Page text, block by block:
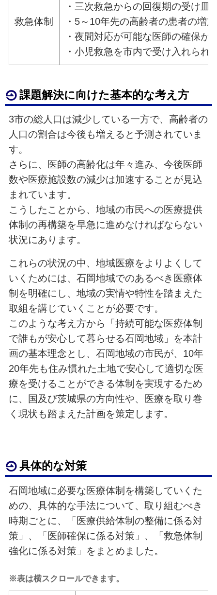
救急体制
・三次救急からの回復期の受け皿
・5～10年先の高齢者の患者の増
・夜間対応が可能な医師の確保が
・小児救急を市内で受け入れられ
課題解決に向けた基本的な考え方
3市の総人口は減少している一方で、高齢者の
人口の割合は今後も増えると予測されていま
す。
さらに、医師の高齢化は年々進み、今後医師
数や医療施設数の減少は加速することが見込
まれています。
こうしたことから、地域の市民への医療提供
体制の再構築を早急に進めなければならない
状況にあります。
これらの状況の中、地域医療をよりよくして
いくためには、石岡地域でのあるべき医療体
制を明確にし、地域の実情や特性を踏まえた
取組を講じていくことが必要です。
このような考え方から「持続可能な医療体制
で誰もが安心して暮らせる石岡地域」を本計
画の基本理念とし、石岡地域の市民が、10年
20年先も住み慣れた土地で安心して適切な医
療を受けることができる体制を実現するため
に、国及び茨城県の方向性や、医療を取り巻
く現状も踏まえた計画を策定します。
具体的な対策
石岡地域に必要な医療体制を構築していくた
めの、具体的な手法について、取り組むべき
時期ごとに、「医療供給体制の整備に係る対
策」、「医師確保に係る対策」、「救急体制
強化に係る対策」をまとめました。
※表は横スクロールできます。